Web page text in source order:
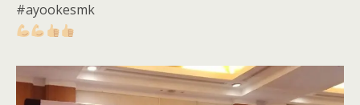
#ayookesmk